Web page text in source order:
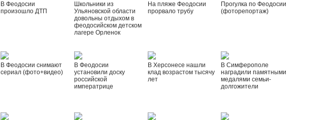
В Феодосии
произошло ДТП
Школьники из
Ульяновской области
довольны отдыхом в
феодосийском детском
лагере Орленок
На пляже Феодосии
прорвало трубу
Прогулка по Феодосии
(фоторепортаж)
В Феодосии снимают
сериал (фото+видео)
В Феодосии
установили доску
российской
императрице
В Херсонесе нашли
клад возрастом тысячу
лет
В Симферополе
наградили памятными
медалями семьи-
долгожители